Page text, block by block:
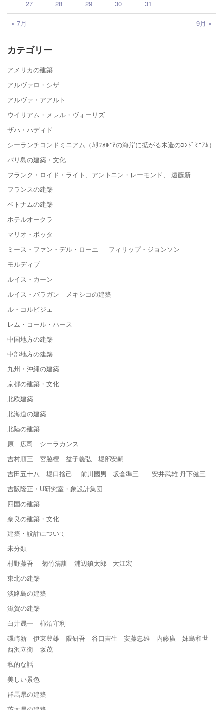
« 7月 9月 »
27 28 29 30 31
カテゴリー
アメリカの建築
アルヴァロ・シザ
アルヴァ・アアルト
ウイリアム・メレル・ヴォーリズ
ザハ・ハディド
シーランチコンドミニアム（ｶﾘﾌｫﾙﾆｱの海岸に拡がる木造のｺﾝﾄﾞﾐﾆｱﾑ）
バリ島の建築・文化
フランク・ロイド・ライト、アントニン・レーモンド、 遠藤新
フランスの建築
ベトナムの建築
ホテルオークラ
マリオ・ボッタ
ミース・ファン・デル・ローエ フィリップ・ジョンソン
モルディブ
ルイス・カーン
ルイス・バラガン メキシコの建築
ル・コルビジェ
レム・コール・ハース
中国地方の建築
中部地方の建築
九州・沖縄の建築
京都の建築・文化
北欧建築
北海道の建築
北陸の建築
原 広司 シーラカンス
吉村順三 宮脇檀 益子義弘 堀部安嗣
吉田五十八 堀口捨己 前川國男 坂倉準三 安井武雄 丹下健三
吉阪隆正・U研究室・象設計集団
四国の建築
奈良の建築・文化
建築・設計について
未分類
村野藤吾 菊竹清訓 浦辺鎮太郎 大江宏
東北の建築
淡路島の建築
滋賀の建築
白井晟一 柿沼守利
磯崎新 伊東豊雄 隈研吾 谷口吉生 安藤忠雄 内藤廣 妹島和世
西沢立衛 坂茂
私的な話
美しい景色
群馬県の建築